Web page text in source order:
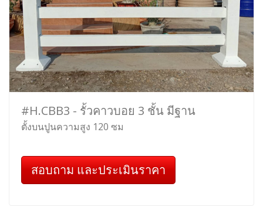
#H.CBB3 - รั้วคาวบอย 3 ชั้น มีฐาน
ตั้งบนปูนความสูง 120 ซม
สอบถาม และประเมินราคา